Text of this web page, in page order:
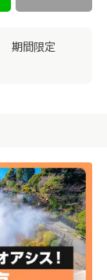
期間限定